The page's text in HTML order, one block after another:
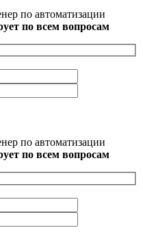
по автоматизации
по всем вопросам
по автоматизации
по всем вопросам